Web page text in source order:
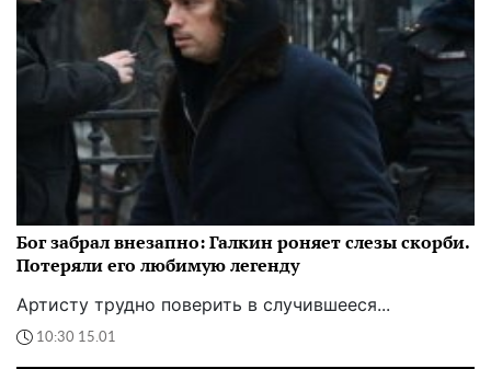
Бог забрал внезапно: Галкин роняет слезы скорби.
Потеряли его любимую легенду
Артисту трудно поверить в случившееся...
10:30 15.01